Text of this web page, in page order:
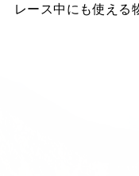
レース中にも使える